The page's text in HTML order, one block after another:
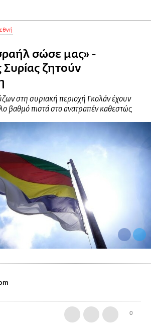
σώσε μας» -
Συρίας ζητούν
στη συριακή περιοχή Γκολάν έχουν
βαθμό πιστά στο ανατραπέν καθεστώς
0